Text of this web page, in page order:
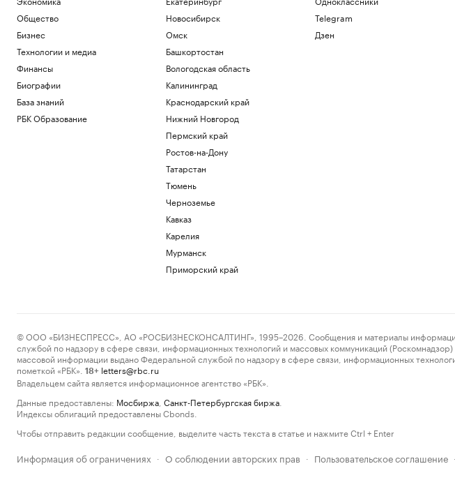
ТАСС узнал о возможности скорого
визита Уиткоффа и Кушнера в Москву
Политика
Общество
Бизнес
Технологии и медиа
Финансы
Биографии
База знаний
РБК Образование
Новосибирск
Омск
Башкортостан
Вологодская область
Калининград
Краснодарский край
Нижний Новгород
Пермский край
Ростов-на-Дону
Татарстан
Тюмень
Черноземье
Кавказ
Карелия
Мурманск
Приморский край
Telegram
Дзен
© ООО «БИЗНЕСПРЕСС», АО «РОСБИЗНЕСКОНСАЛТИНГ», 1995–2026. Сообщения и материалы
службой по надзору в сфере связи, информационных технологий и массовых коммуникаций
массовой информации выдано Федеральной службой по надзору в сфере связи, информационных
пометкой «РБК».
18+ letters@rbc.ru
Владельцем сайта является информационное агентство «РБК».
Данные предоставлены: Мосбиржа Санкт-Петербургская биржа
Индексы облигаций предоставлены Cbonds.
Чтобы отправить редакции сообщение, выделите часть текста в статье и нажмите Ctrl + Enter
Информация об ограничениях · О соблюдении авторских прав · Пользовательское соглашение ·